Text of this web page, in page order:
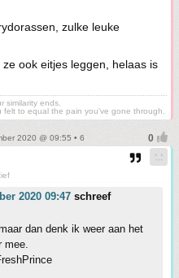
zulke leuke
ook eitjes leggen, helaas is
similarity ends.
to equal the pain you've gone through.
2020 @ 09:55 • 6
2020 09:47 schreef
dan denk ik weer aan het
mee.